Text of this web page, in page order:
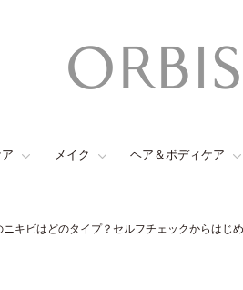
メイク ヘア＆ボディケア
ニキビはどのタイプ？セルフチェックからはじ